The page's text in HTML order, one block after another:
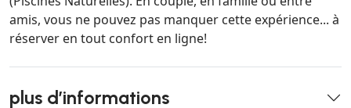
amis, vous ne pouvez pas manquer cette expérience... à
réserver en tout confort en ligne!
plus d’informations